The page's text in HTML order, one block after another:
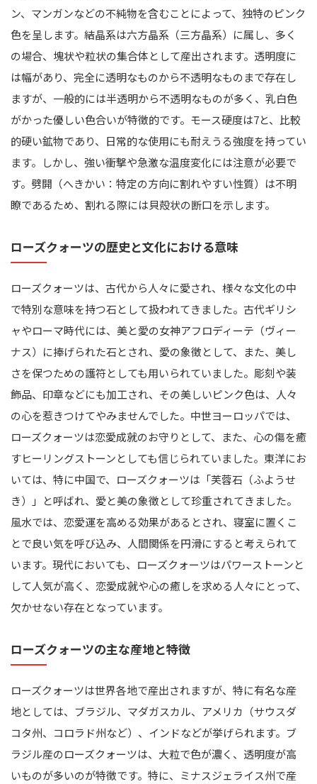
ン、マンガンなどの不純物を含むことによって、独特のピンク
色を呈します。結晶系は六方晶系（三方晶系）に属し、多く
の場合、塊状や粒状の集合体として産出されます。透明度に
は幅があり、完全に透明なものから不透明なものまで存在し
ますが、一般的には半透明から不透明なものが多く、乳白色
がかった優しい色合いが特徴的です。モース硬度は7と、比較
的硬い鉱物であり、日常的な使用にも耐えうる強度を持ってい
ます。しかし、強い衝撃や急激な温度変化には注意が必要で
す。劈開（へきかい：特定の方向に割れやすい性質）は不明
瞭であるため、割れる際には貝殻状の断口を示します。
ローズクォーツの歴史と文化における意味
ローズクォーツは、古代から人々に愛され、様々な文化の中
で特別な意味を持つ石として扱われてきました。古代ギリシ
ャやローマ時代には、美と愛の女神アフロディーテ（ヴィー
ナス）に捧げられた石とされ、愛の象徴として、また、美し
さを保つための護符としても用いられていました。彫刻や装
飾品、印章などにも加工され、その美しいピンク色は、人々
の心を惹きつけてやみませんでした。中世ヨーロッパでは、
ローズクォーツは恋愛成就のお守りとして、また、心の傷を癒
すヒーリングストーンとしても信じられていました。東洋にお
いては、特に中国で、ローズクォーツは「芙蓉石（ふようせ
き）」と呼ばれ、愛と美の象徴として珍重されてきました。
風水では、恋愛運を高める効果があるとされ、寝室に置くこ
とで良い気を呼び込み、人間関係を円滑にすると考えられて
います。現代においても、ローズクォーツはパワーストーンと
して人気が高く、恋愛成就や心の癒しを求める人々にとって、
欠かせない存在となっています。
ローズクォーツの主な産地と特徴
ローズクォーツは世界各地で産出されますが、特に有名な産
地としては、ブラジル、マダガスカル、アメリカ（サウスダ
コタ州、コロラド州など）、インドなどが挙げられます。ブ
ラジル産のローズクォーツは、大粒で色が濃く、透明度が高
いものが多いのが特徴です。特に、ミナスジェライス州で産